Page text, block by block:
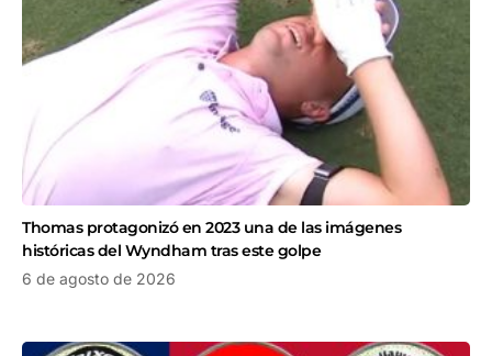
Thomas protagonizó en 2023 una de las imágenes
históricas del Wyndham tras este golpe
6 de agosto de 2026